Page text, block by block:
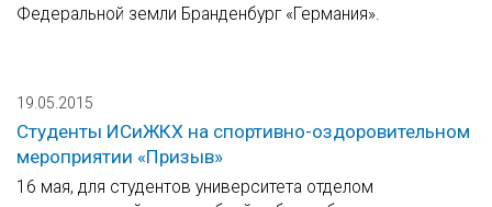
Федеральной земли Бранденбург «Германия».
19.05.2015
Студенты ИСиЖКХ на спортивно-оздоровительном
мероприятии «Призыв»
16 мая, для студентов университета отделом